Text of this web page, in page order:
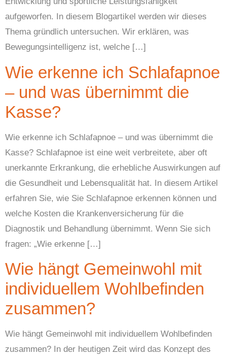
aufgeworfen. In diesem Blogartikel werden wir dieses
Thema gründlich untersuchen. Wir erklären, was
Bewegungsintelligenz ist, welche […]
Wie erkenne ich Schlafapnoe
– und was übernimmt die
Kasse?
Wie erkenne ich Schlafapnoe – und was übernimmt die
Kasse? Schlafapnoe ist eine weit verbreitete, aber oft
unerkannte Erkrankung, die erhebliche Auswirkungen auf
die Gesundheit und Lebensqualität hat. In diesem Artikel
erfahren Sie, wie Sie Schlafapnoe erkennen können und
welche Kosten die Krankenversicherung für die
Diagnostik und Behandlung übernimmt. Wenn Sie sich
fragen: „Wie erkenne […]
Wie hängt Gemeinwohl mit
individuellem Wohlbefinden
zusammen?
Wie hängt Gemeinwohl mit individuellem Wohlbefinden
zusammen? In der heutigen Zeit wird das Konzept des